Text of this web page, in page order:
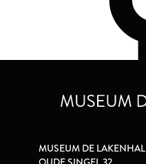
MUSEUM DE LAKENHAL